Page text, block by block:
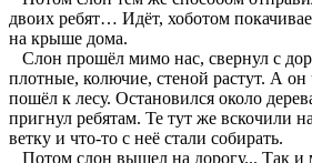
двоих ребят… Идёт, хоботом
на крыше дома.
Слон прошёл мимо нас, свернул с
плотные, колючие, стеной растут. А он
пошёл к лесу. Остановился около
пригнул ребятам. Те тут же вскочили
ветку и что-то с неё стали собирать.
Потом слон вышел на дорогу... Так